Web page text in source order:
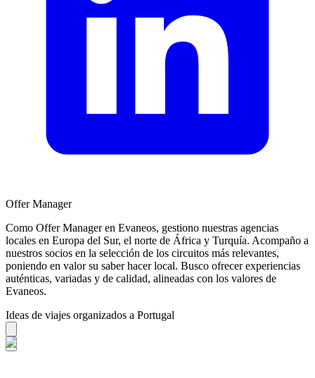
Offer Manager
Como Offer Manager en Evaneos, gestiono nuestras agencias
locales en Europa del Sur, el norte de África y Turquía. Acompaño a
nuestros socios en la selección de los circuitos más relevantes,
poniendo en valor su saber hacer local. Busco ofrecer experiencias
auténticas, variadas y de calidad, alineadas con los valores de
Evaneos.
Ideas de viajes organizados a Portugal